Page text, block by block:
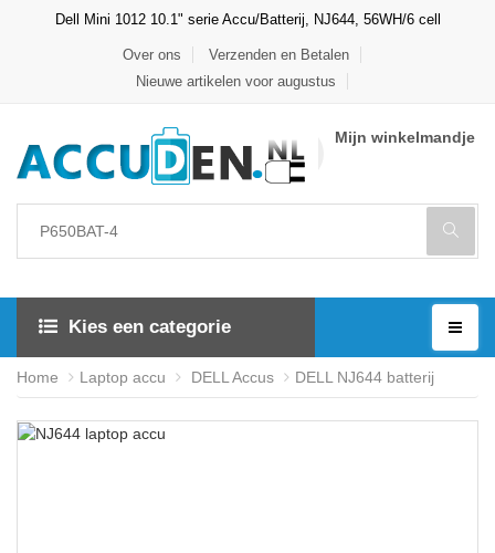
Dell Mini 1012 10.1" serie Accu/Batterij, NJ644, 56WH/6 cell
Over ons
Verzenden en Betalen
Nieuwe artikelen voor augustus
Mijn winkelmandje
Kies een categorie
Home Laptop accu DELL Accus DELL NJ644 batterij